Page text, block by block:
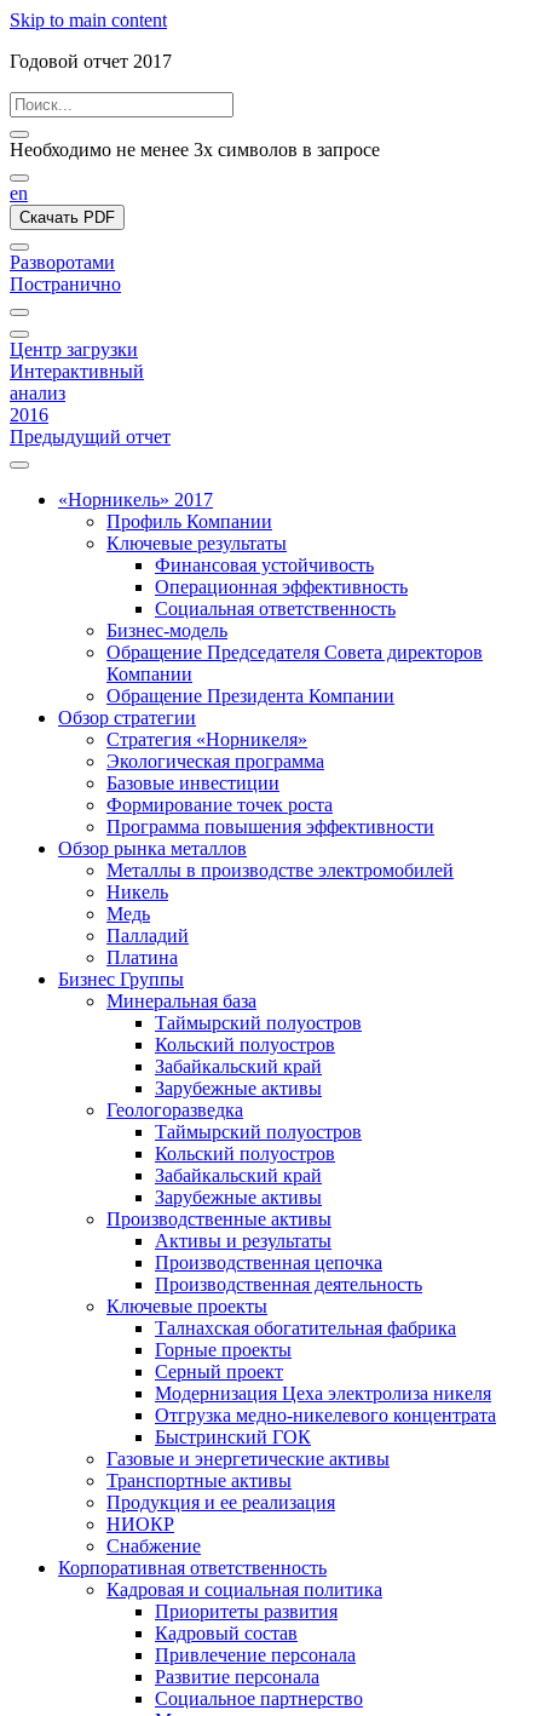
Skip to main content
Годовой отчет 2017
Необходимо не менее 3х символов в запросе
en
Скачать PDF
Разворотами
Постранично
Центр загрузки
Интерактивный
анализ
2016
Предыдущий отчет
«Норникель» 2017
Профиль Компании
Ключевые результаты
Финансовая устойчивость
Операционная эффективность
Социальная ответственность
Бизнес-модель
Обращение Председателя Совета директоров
Компании
Обращение Президента Компании
Обзор стратегии
Стратегия «Норникеля»
Экологическая программа
Базовые инвестиции
Формирование точек роста
Программа повышения эффективности
Обзор рынка металлов
Металлы в производстве электромобилей
Никель
Медь
Палладий
Платина
Бизнес Группы
Минеральная база
Таймырский полуостров
Кольский полуостров
Забайкальский край
Зарубежные активы
Геологоразведка
Таймырский полуостров
Кольский полуостров
Забайкальский край
Зарубежные активы
Производственные активы
Активы и результаты
Производственная цепочка
Производственная деятельность
Ключевые проекты
Талнахская обогатительная фабрика
Горные проекты
Серный проект
Модернизация Цеха электролиза никеля
Отгрузка медно-никелевого концентрата
Быстринский ГОК
Газовые и энергетические активы
Транспортные активы
Продукция и ее реализация
НИОКР
Снабжение
Корпоративная ответственность
Кадровая и социальная политика
Приоритеты развития
Кадровый состав
Привлечение персонала
Развитие персонала
Социальное партнерство